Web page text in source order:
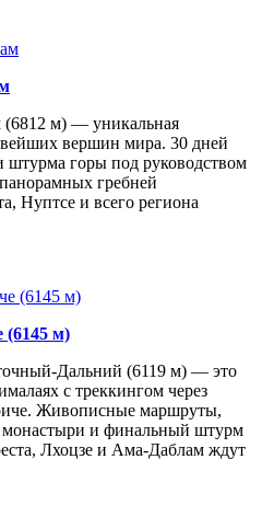
м) — уникальная
вершин мира. 30 дней
штурма горы под руководством
гребней
Нуптсе и всего региона
(6145 м)
Дальний (6119 м) — это
с треккингом через
Живописные маршруты,
монастыри и финальный штурм
Лхоцзе и Ама-Даблам ждут